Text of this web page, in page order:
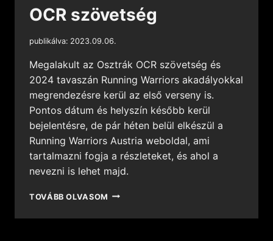
OCR szövetség
publikálva: 2023.09.06.
Megalakult az Osztrák OCR szövetség és
2024 tavaszán Running Warriors akadályokkal
megrendezésre kerül az első verseny is.
Pontos dátum és helyszín később kerül
bejelentésre, de pár héten belül elkészül a
Running Warriors Austria weboldal, ami
tartalmazni fogja a részleteket, és ahol a
nevezni is lehet majd.
TOVÁBB OLVASOM